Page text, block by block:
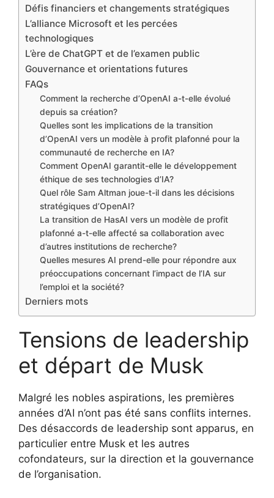
Défis financiers et changements stratégiques
L’alliance Microsoft et les percées
technologiques
L’ère de ChatGPT et de l’examen public
Gouvernance et orientations futures
FAQs
Comment la recherche d’OpenAI a-t-elle évolué
depuis sa création?
Quelles sont les implications de la transition
d’OpenAI vers un modèle à profit plafonné pour la
communauté de recherche en IA?
Comment OpenAI garantit-elle le développement
éthique de ses technologies d’IA?
Quel rôle Sam Altman joue-t-il dans les décisions
stratégiques d’OpenAI?
La transition de HasAI vers un modèle de profit
plafonné a-t-elle affecté sa collaboration avec
d’autres institutions de recherche?
Quelles mesures AI prend-elle pour répondre aux
préoccupations concernant l’impact de l’IA sur
l’emploi et la société?
Derniers mots
Tensions de leadership
et départ de Musk
Malgré les nobles aspirations, les premières
années d’AI n’ont pas été sans conflits internes.
Des désaccords de leadership sont apparus, en
particulier entre Musk et les autres
cofondateurs, sur la direction et la gouvernance
de l’organisation.